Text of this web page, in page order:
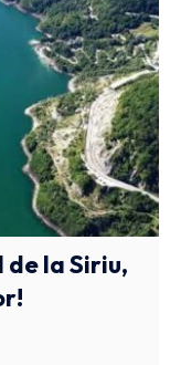
la Siriu,